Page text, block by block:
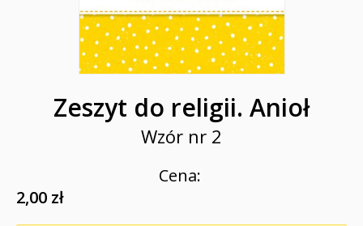
Zeszyt do religii. Anioł
Wzór nr 2
Cena:
2,00 zł